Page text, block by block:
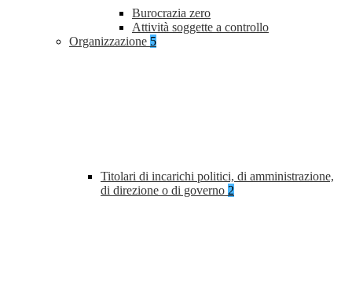
Burocrazia zero
Attività soggette a controllo
Organizzazione 5
Titolari di incarichi politici, di amministrazione,
di direzione o di governo 2